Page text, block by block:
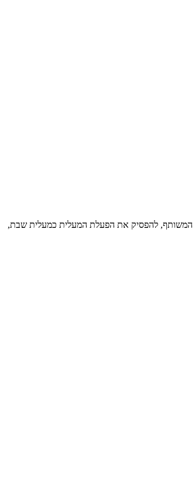
תביעתו כנגד הנתבעת, בהיותה נציגת הועד בבית המשותף, להפסיק את הפעלת המעלית כמעלית שבת,